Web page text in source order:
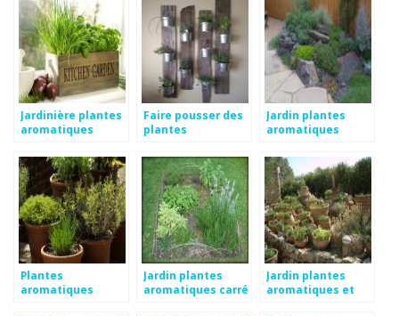
Jardinière plantes
aromatiques
Faire pousser des
plantes
Jardin plantes
aromatiques
Plantes
aromatiques
Jardin plantes
aromatiques carré
Jardin plantes
aromatiques et